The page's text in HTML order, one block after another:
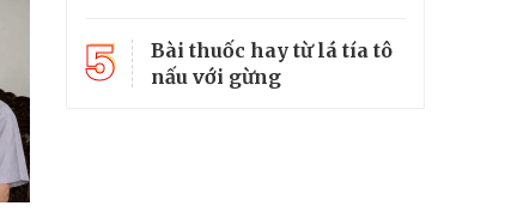
5
Bài thuốc hay từ lá tía tô
nấu với gừng